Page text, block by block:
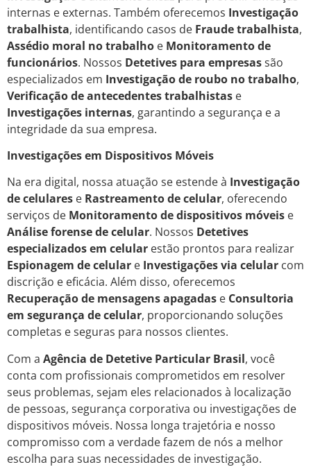
internas e externas. Também oferecemos Investigação
trabalhista, identificando casos de Fraude trabalhista,
Assédio moral no trabalho e Monitoramento de
funcionários. Nossos Detetives para empresassão
especializados em Investigação de roubo no trabalho,
Verificação de antecedentes trabalhistas e
Investigações internas, garantindo a segurança e a
integridade da sua empresa.
Investigações em Dispositivos Móveis
Na era digital, nossa atuação se estende à Investigação
de celulares e Rastreamento de celular, oferecendo
serviços de Monitoramento de dispositivos móveis e
Análise forense de celular. Nossos Detetives
especializados em celular estão prontos para realizar
Espionagem de celular e Investigações via celular com
discrição e eficácia. Além disso, oferecemos
Recuperação de mensagens apagadas e Consultoria
em segurança de celular, proporcionando soluções
completas e seguras para nossos clientes.
Com a Agência de Detetive Particular Brasil, você
conta com profissionais comprometidos em resolver
seus problemas, sejam eles relacionados à localização
de pessoas, segurança corporativa ou investigações de
dispositivos móveis. Nossa longa trajetória e nosso
compromisso com a verdade fazem de nós a melhor
escolha para suas necessidades de investigação.